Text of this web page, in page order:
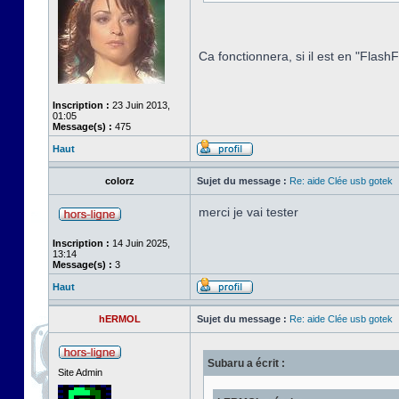
Inscription : 23 Juin 2013,
01:05
Message(s) : 475
Ca fonctionnera, si il est en
Haut
colorz Sujet du message : Re: aide Clée usb gotek
Inscription : 14 Juin 2025,
13:14
Message(s) : 3
merci je vai tester
Haut
hERMOL Sujet du message : Re: aide Clée usb gotek
Site Admin
Subaru a écrit :